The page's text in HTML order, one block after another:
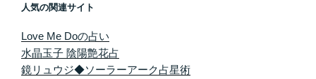
人気の関連サイト
Love Me Doの占い
水晶玉子 陰陽艶花占
鏡リュウジ◆ソーラーアーク占星術